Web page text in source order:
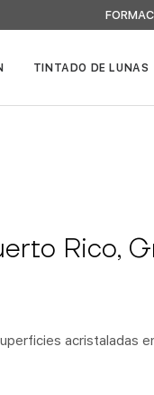
TINTADO DE LUNAS
Rico,
acristaladas